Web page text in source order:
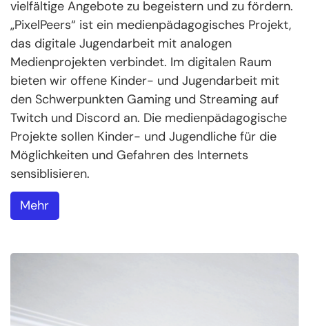
vielfältige Angebote zu begeistern und zu fördern.
„PixelPeers“ ist ein medienpädagogisches Projekt,
das digitale Jugendarbeit mit analogen
Medienprojekten verbindet. Im digitalen Raum
bieten wir offene Kinder- und Jugendarbeit mit
den Schwerpunkten Gaming und Streaming auf
Twitch und Discord an. Die medienpädagogische
Projekte sollen Kinder- und Jugendliche für die
Möglichkeiten und Gefahren des Internets
sensiblisieren.
Mehr